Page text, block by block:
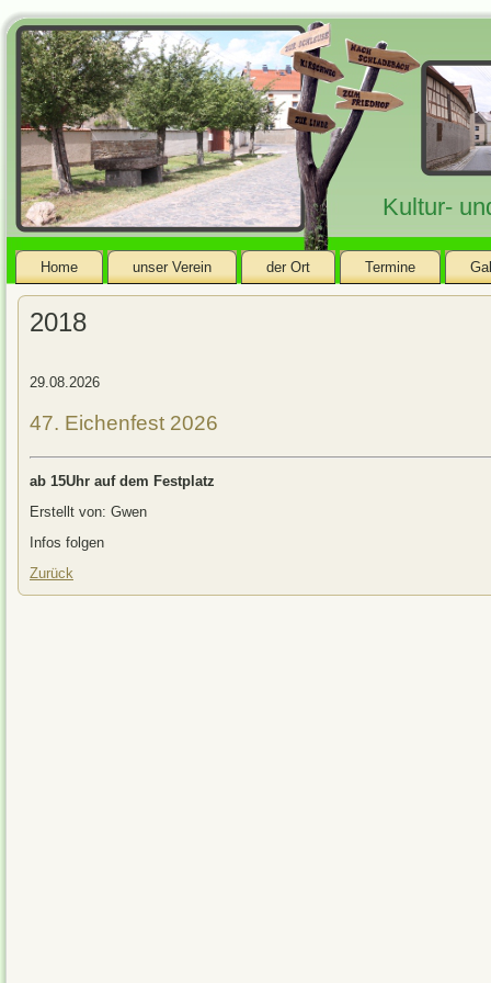
Kultur-
Home unser Verein der Ort Termine
2018
29.08.2026
47. Eichenfest 2026
ab 15Uhr auf dem Festplatz
Erstellt von: Gwen
Infos folgen
Zurück